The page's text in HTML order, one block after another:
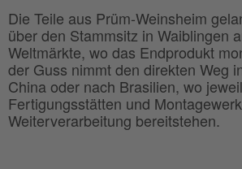
Die Teile aus Prüm-Weinsheim
über den Stammsitz in Waiblingen
Weltmärkte, wo das Endprodukt
der Guss nimmt den direkten Weg
China oder nach Brasilien, wo
Fertigungsstätten und
Weiterverarbeitung bereitstehen.